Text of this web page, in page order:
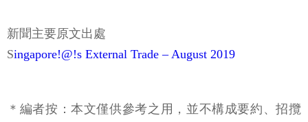
新聞主要原文出處
Singapore!@!s External Trade – August 2019
＊編者按：本文僅供參考之用，並不構成要約、招攬